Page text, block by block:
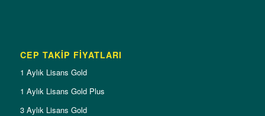
CEP TAKİP FİYATLARI
1 Aylık Lisans Gold
1 Aylık Lisans Gold Plus
3 Aylık Lisans Gold